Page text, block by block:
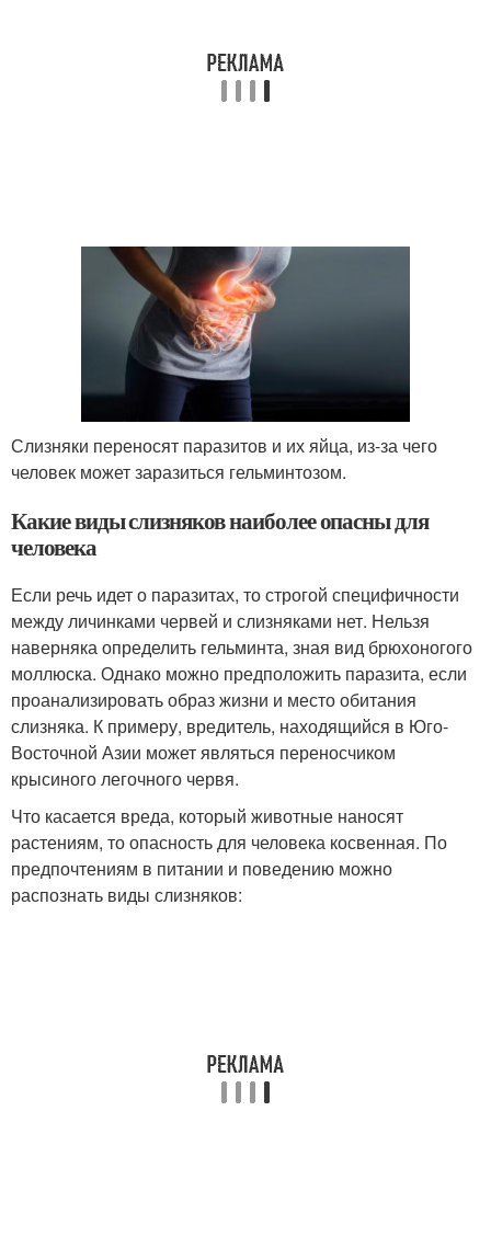
Слизняки переносят паразитов и их яйца, из-за чего
человек может заразиться гельминтозом.
Какие виды слизняков наиболее опасны для
человека
Если речь идет о паразитах, то строгой специфичности
между личинками червей и слизняками нет. Нельзя
наверняка определить гельминта, зная вид брюхоногого
моллюска. Однако можно предположить паразита, если
проанализировать образ жизни и место обитания
слизняка. К примеру, вредитель, находящийся в Юго-
Восточной Азии может являться переносчиком
крысиного легочного червя.
Что касается вреда, который животные наносят
растениям, то опасность для человека косвенная. По
предпочтениям в питании и поведению можно
распознать виды слизняков: